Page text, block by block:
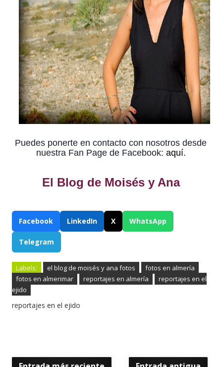
Puedes ponerte en contacto con nosotros desde
nuestra Fan Page de Facebook: aquí.
El Blog de Moisés y Ana
Facebook LinkedIn X WhatsApp
Telegram
Labels: el blog de moisés y ana fotos
fotos en almería
fotos en almerimar
reportajes en almería
reportajes en el
ejido
reportajes en el ejido